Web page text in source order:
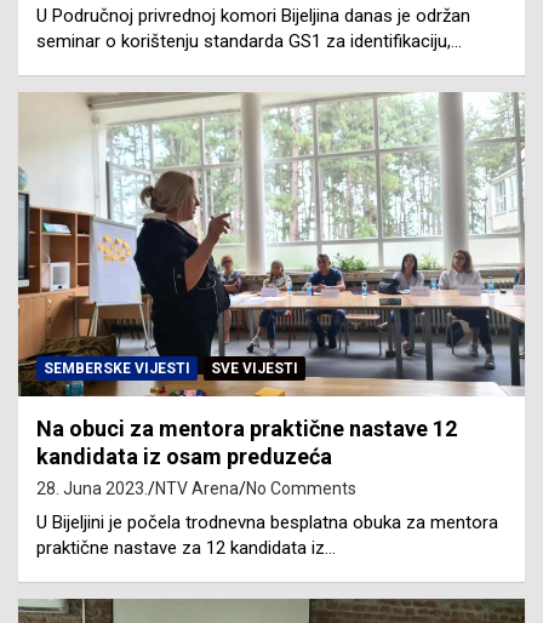
U Područnoj privrednoj komori Bijeljina danas je održan
seminar o korištenju standarda GS1 za identifikaciju,…
SEMBERSKE VIJESTI SVE VIJESTI
Na obuci za mentora praktične nastave 12
kandidata iz osam preduzeća
28. Juna 2023. NTV Arena No Comments
U Bijeljini je počela trodnevna besplatna obuka za mentora
praktične nastave za 12 kandidata iz…